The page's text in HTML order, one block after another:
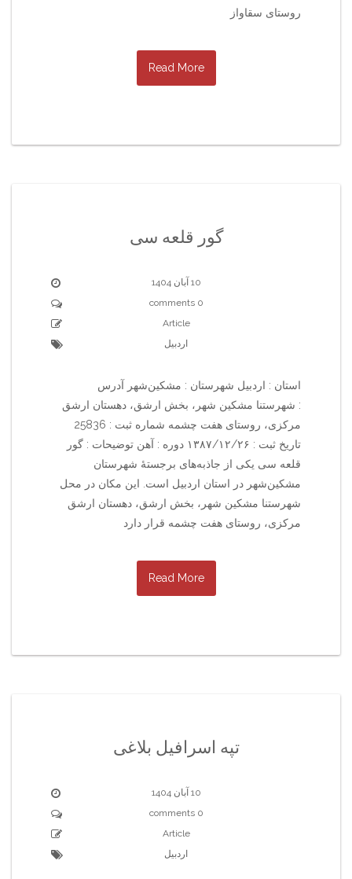
روستای سقاواز
Read More
گور قلعه سی
10 آبان 1404
0 comments
Article
اردبیل
استان : اردبیل شهرستان : مشکین‌شهر آدرس
: شهرستنا مشکین شهر، بخش ارشق، دهستان ارشق
مرکزی، روستای هفت چشمه شماره ثبت : 25836
تاریخ ثبت : ۱۳۸۷/۱۲/۲۶ دوره : آهن توضیحات : گور
قلعه سی یکی از جاذبه‌های برجستهٔ شهرستان
مشکین‌شهر در استان اردبیل است. این مکان در محل
شهرستنا مشکین شهر، بخش ارشق، دهستان ارشق
مرکزی، روستای هفت چشمه قرار دارد
Read More
تپه اسرافیل بلاغی
10 آبان 1404
0 comments
Article
اردبیل